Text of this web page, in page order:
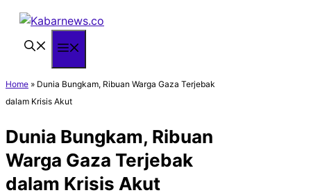
Langsung
Home » Dunia Bungkam, Ribuan Warga Gaza Terjebak
dalam Krisis Akut
Dunia Bungkam, Ribuan
Warga Gaza Terjebak
dalam Krisis Akut